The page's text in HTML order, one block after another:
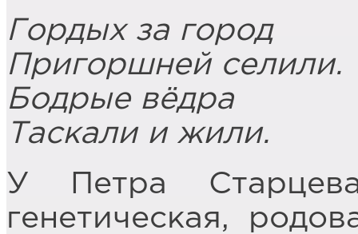
Гордых за город
Пригоршней селили.
Бодрые вёдра
Таскали и жили.
У Петра
генетическая,